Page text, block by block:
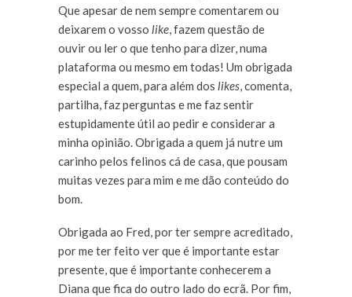
Que apesar de nem sempre comentarem ou
deixarem o vosso like, fazem questão de
ouvir ou ler o que tenho para dizer, numa
plataforma ou mesmo em todas! Um obrigada
especial a quem, para além dos likes, comenta,
partilha, faz perguntas e me faz sentir
estupidamente útil ao pedir e considerar a
minha opinião. Obrigada a quem já nutre um
carinho pelos felinos cá de casa, que pousam
muitas vezes para mim e me dão conteúdo do
bom.
Obrigada ao Fred, por ter sempre acreditado,
por me ter feito ver que é importante estar
presente, que é importante conhecerem a
Diana que fica do outro lado do ecrã. Por fim,